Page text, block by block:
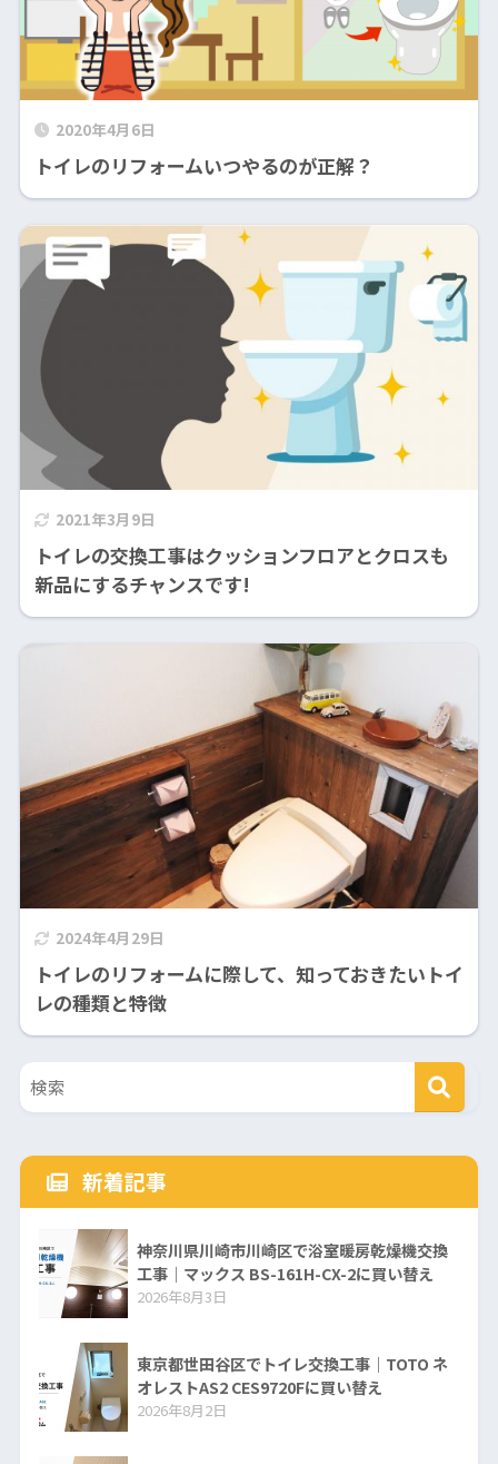
2020年4月6日
トイレのリフォームいつやるのが正解？
2021年3月9日
トイレの交換工事はクッションフロアとクロスも
新品にするチャンスです!
2024年4月29日
トイレのリフォームに際して、知っておきたいトイ
レの種類と特徴
新着記事
神奈川県川崎市川崎区で浴室暖房乾燥機交換
工事｜マックス BS-161H-CX-2に買い替え
2026年8月3日
東京都世田谷区でトイレ交換工事｜TOTO ネ
オレストAS2 CES9720Fに買い替え
2026年8月2日